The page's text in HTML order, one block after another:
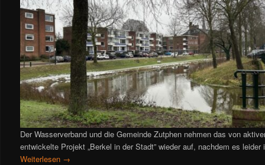
Der Wasserverband und die Gemeinde Zutphen nehmen das von
entwickelte Projekt „Berkel in der Stadt” wieder auf, nachdem es
Weiterlesen →